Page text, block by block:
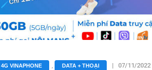
4G VINAPHONE , DATA + THOẠI | 07/11/2022